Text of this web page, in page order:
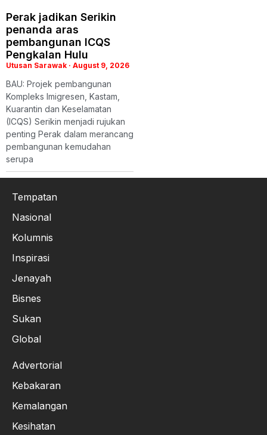
Perak jadikan Serikin
penanda aras
pembangunan ICQS
Pengkalan Hulu
Utusan Sarawak August 9, 2026
BAU: Projek pembangunan
Kompleks Imigresen, Kastam,
Kuarantin dan Keselamatan
(ICQS) Serikin menjadi rujukan
penting Perak dalam merancang
pembangunan kemudahan
serupa
Tempatan
Nasional
Kolumnis
Inspirasi
Jenayah
Bisnes
Sukan
Global
Advertorial
Kebakaran
Kemalangan
Kesihatan